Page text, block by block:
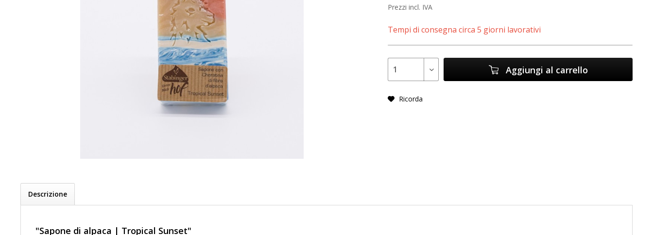
Prezzi incl. IVA
Tempi di consegna circa 5 giorni lavorativi
Aggiungi al carrello
Ricorda
Descrizione
"Sapone di alpaca | Tropical Sunset"